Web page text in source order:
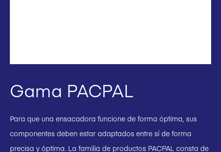
Gama PACPAL
Para que una ensacadora funcione de forma óptima, sus
componentes deben estar adaptados entre sí de forma
precisa y óptima. La familia de productos PACPAL consta de